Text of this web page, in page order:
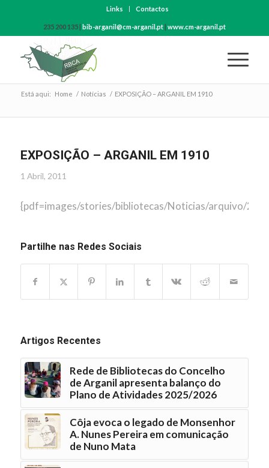
Links Contactos
235 200 135 | bib-arganil@cm-arganil.pt| www.cm-arganil.pt
Está aqui: Home / Notícias / EXPOSIÇÃO – ARGANIL EM 1910
EXPOSIÇÃO – ARGANIL EM 1910
1 Abril, 2011
{pdf=images/stories/bibliotecas/Noticias/arquivo/
Partilhe nas Redes Sociais
Artigos Recentes
Rede de Bibliotecas do Concelho
de Arganil apresenta balanço do
Plano de Atividades 2025/2026
Côja evoca o legado de Monsenhor
A. Nunes Pereira em comunicação
de Nuno Mata